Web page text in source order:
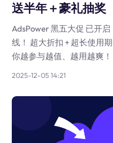
送半年＋豪礼抽奖
AdsPower 黑五大促 已开
线！ 超大折扣 + 超长使用
你越参与越值、越用越爽！
2025-12-05 14:21